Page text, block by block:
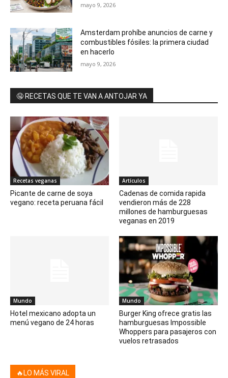
mayo 9, 2026
Amsterdam prohíbe anuncios de carne y
combustibles fósiles: la primera ciudad
en hacerlo
mayo 9, 2026
🤤 RECETAS QUE TE VAN A ANTOJAR YA
Recetas veganas
Picante de carne de soya
vegano: receta peruana fácil
Artículos
Cadenas de comida rapida
vendieron más de 228
millones de hamburguesas
veganas en 2019
Mundo
Hotel mexicano adopta un
menú vegano de 24 horas
Mundo
Burger King ofrece gratis las
hamburguesas Impossible
Whoppers para pasajeros con
vuelos retrasados
🔥LO MÁS VIRAL